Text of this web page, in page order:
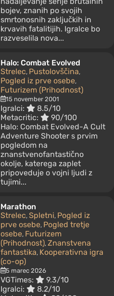
bojev, znanih po svojih
smrtonosnih zaključkih in
krvavih fatalitijih. Igralce bo
razveselila nova...
Halo: Combat Evolved
Strelec, Pustolovščina,
Pogled iz prve osebe,
Futurizem (Prihodnost)
15 november 2001
Igralci:
8.5/10
Metacritic:
90/100
Halo: Combat Evolved-A Cult
Adventure Shooter s prvim
pogledom na
znanstvenofantastično
okolje, katerega zaplet
pripoveduje o vojni ljudi z
tujimi...
Marathon
Strelec, Spletni, Pogled iz
prve osebe, Pogled tretje
osebe, Futurizem
(Prihodnost), Znanstvena
fantastika, Kooperativna igra
(co-op)
5 marec 2026
VGTimes:
9.3/10
Igralci:
8.2/10